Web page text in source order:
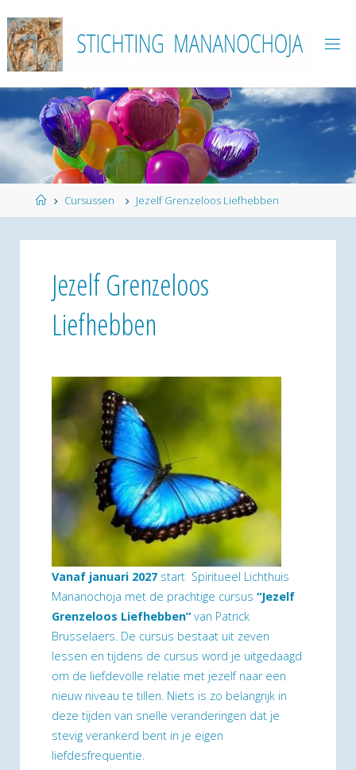
naar
de
inhoud
HomeCursussen Jezelf Grenzeloos Liefhebben
Jezelf Grenzeloos
Liefhebben
Vanaf januari 2027start Spiritueel Lichthuis
Mananochoja met de prachtige cursus “Jezelf
Grenzeloos Liefhebben”van Patrick
Brusselaers. De cursus bestaat uit zeven
lessen en tijdens de cursus word je uitgedaagd
om de liefdevolle relatie met jezelf naar een
nieuw niveau te tillen. Niets is zo belangrijk in
deze tijden van snelle veranderingen dat je
stevig verankerd bent in je eigen
liefdesfrequentie.